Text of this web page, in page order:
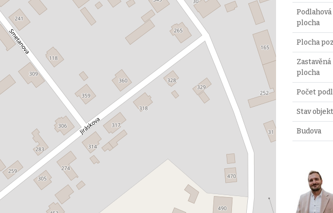
Podlahová
plocha
Plocha
Zastavěná
plocha
Počet
Stav
Budova